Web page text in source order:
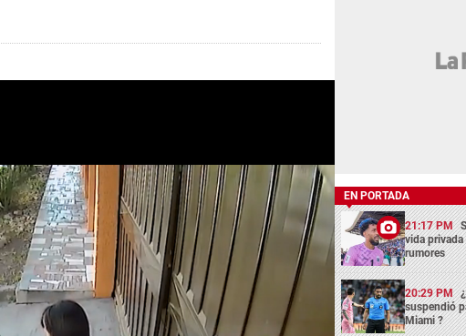
EN PORTADA
21:17 PM
vida
rumores
20:29 PM
suspendió
Miami ?